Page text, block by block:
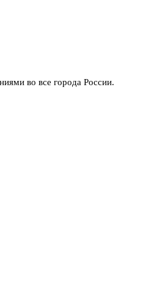
во все города России.